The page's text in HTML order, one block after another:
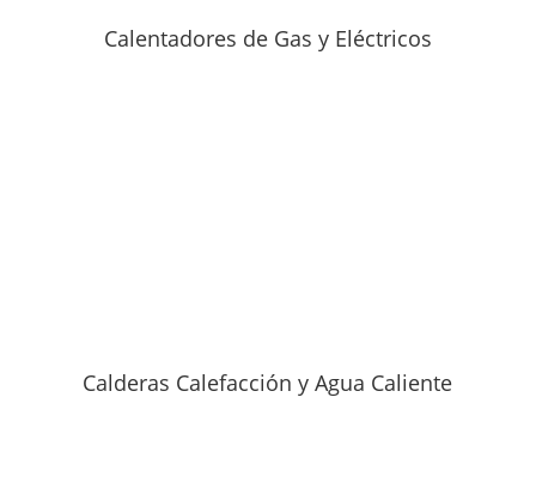
Calentadores de Gas y Eléctricos
Calderas Calefacción y Agua Caliente